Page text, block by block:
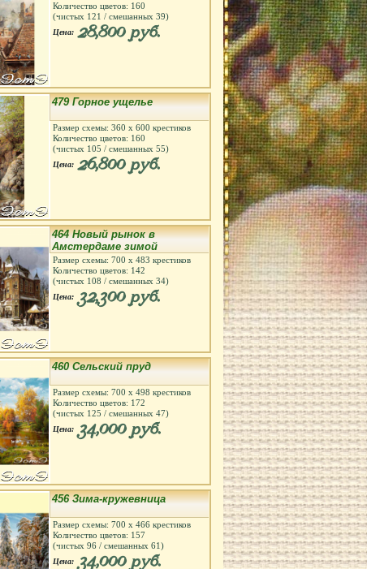
Количество цветов: 160
(чистых 121 / смешанных 39)
Цена: 28,800 руб.
479 Горное ущелье
Размер схемы: 360 х 600 крестиков
Количество цветов: 160
(чистых 105 / смешанных 55)
Цена: 26,800 руб.
464 Новый рынок в
Амстердаме зимой
Размер схемы: 700 х 483 крестиков
Количество цветов: 142
(чистых 108 / смешанных 34)
Цена: 32,300 руб.
460 Сельский пруд
Размер схемы: 700 х 498 крестиков
Количество цветов: 172
(чистых 125 / смешанных 47)
Цена: 34,000 руб.
456 Зима-кружевница
Размер схемы: 700 х 466 крестиков
Количество цветов: 157
(чистых 96 / смешанных 61)
Цена: 34,000 руб.